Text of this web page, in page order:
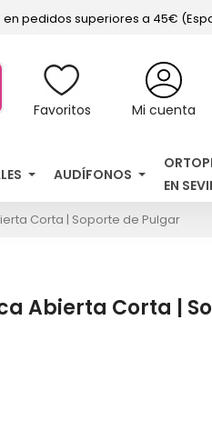
en pedidos superiores a 45€
Mi cuenta
Favoritos
AUDÍFONOS
EN
Corta | Soporte de Pulgar
Abierta Corta |